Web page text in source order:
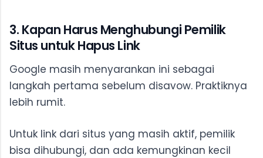
3. Kapan Harus Menghubungi Pemilik
Situs untuk Hapus Link
Google masih menyarankan ini sebagai
langkah pertama sebelum disavow. Praktiknya
lebih rumit.
Untuk link dari situs yang masih aktif, pemilik
bisa dihubungi, dan ada kemungkinan kecil